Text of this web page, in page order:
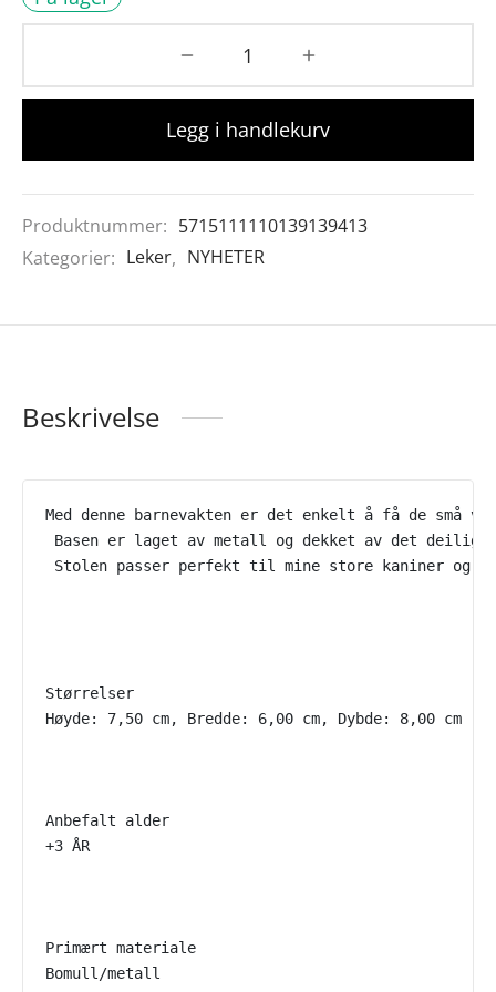
Legg i handlekurv
Produktnummer: 5715111110139139413
Kategorier: Leker, NYHETER
Beskrivelse
Med denne barnevakten er det enkelt å få de små
Basen er laget av metall og dekket av det
Stolen passer perfekt til mine store kaniner og
Størrelser
Høyde: 7,50 cm, Bredde: 6,00 cm, Dybde: 8,00 cm
Anbefalt alder
+3 ÅR
Primært materiale
Bomull/metall